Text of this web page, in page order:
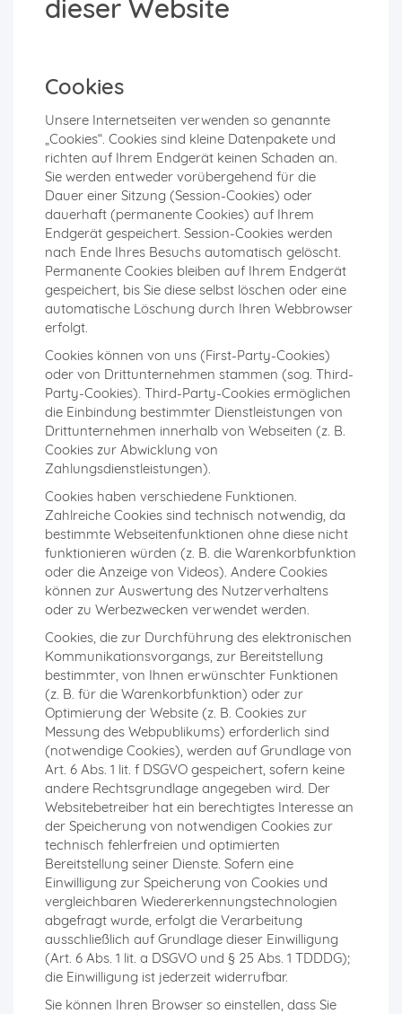
dieser Website
Cookies
Unsere Internetseiten verwenden so genannte
„Cookies“. Cookies sind kleine Datenpakete und
richten auf Ihrem Endgerät keinen Schaden an.
Sie werden entweder vorübergehend für die
Dauer einer Sitzung (Session-Cookies) oder
dauerhaft (permanente Cookies) auf Ihrem
Endgerät gespeichert. Session-Cookies werden
nach Ende Ihres Besuchs automatisch gelöscht.
Permanente Cookies bleiben auf Ihrem Endgerät
gespeichert, bis Sie diese selbst löschen oder eine
automatische Löschung durch Ihren Webbrowser
erfolgt.
Cookies können von uns (First-Party-Cookies)
oder von Drittunternehmen stammen (sog. Third-
Party-Cookies). Third-Party-Cookies ermöglichen
die Einbindung bestimmter Dienstleistungen von
Drittunternehmen innerhalb von Webseiten (z. B.
Cookies zur Abwicklung von
Zahlungsdienstleistungen).
Cookies haben verschiedene Funktionen.
Zahlreiche Cookies sind technisch notwendig, da
bestimmte Webseitenfunktionen ohne diese nicht
funktionieren würden (z. B. die Warenkorbfunktion
oder die Anzeige von Videos). Andere Cookies
können zur Auswertung des Nutzerverhaltens
oder zu Werbezwecken verwendet werden.
Cookies, die zur Durchführung des elektronischen
Kommunikationsvorgangs, zur Bereitstellung
bestimmter, von Ihnen erwünschter Funktionen
(z. B. für die Warenkorbfunktion) oder zur
Optimierung der Website (z. B. Cookies zur
Messung des Webpublikums) erforderlich sind
(notwendige Cookies), werden auf Grundlage von
Art. 6 Abs. 1 lit. f DSGVO gespeichert, sofern keine
andere Rechtsgrundlage angegeben wird. Der
Websitebetreiber hat ein berechtigtes Interesse an
der Speicherung von notwendigen Cookies zur
technisch fehlerfreien und optimierten
Bereitstellung seiner Dienste. Sofern eine
Einwilligung zur Speicherung von Cookies und
vergleichbaren Wiedererkennungstechnologien
abgefragt wurde, erfolgt die Verarbeitung
ausschließlich auf Grundlage dieser Einwilligung
(Art. 6 Abs. 1 lit. a DSGVO und § 25 Abs. 1 TDDDG);
die Einwilligung ist jederzeit widerrufbar.
Sie können Ihren Browser so einstellen, dass Sie